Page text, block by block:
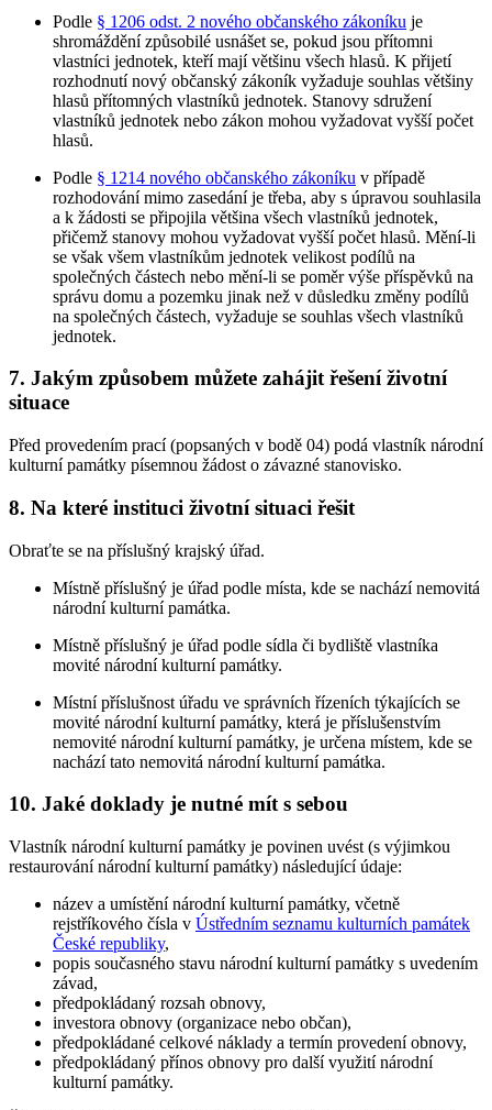
Podle § 1206 odst. 2 nového občanského zákoníku je
shromáždění způsobilé usnášet se, pokud jsou přítomni
vlastníci jednotek, kteří mají většinu všech hlasů. K přijetí
rozhodnutí nový občanský zákoník vyžaduje souhlas většiny
hlasů přítomných vlastníků jednotek. Stanovy sdružení
vlastníků jednotek nebo zákon mohou vyžadovat vyšší počet
hlasů.
Podle § 1214 nového občanského zákoníku v případě
rozhodování mimo zasedání je třeba, aby s úpravou souhlasila
a k žádosti se připojila většina všech vlastníků jednotek,
přičemž stanovy mohou vyžadovat vyšší počet hlasů. Mění-li
se však všem vlastníkům jednotek velikost podílů na
společných částech nebo mění-li se poměr výše příspěvků na
správu domu a pozemku jinak než v důsledku změny podílů
na společných částech, vyžaduje se souhlas všech vlastníků
jednotek.
7. Jakým způsobem můžete zahájit řešení životní
situace
Před provedením prací (popsaných v bodě 04) podá vlastník národní
kulturní památky písemnou žádost o závazné stanovisko.
8. Na které instituci životní situaci řešit
Obraťte se na příslušný krajský úřad.
Místně příslušný je úřad podle místa, kde se nachází nemovitá
národní kulturní památka.
Místně příslušný je úřad podle sídla či bydliště vlastníka
movité národní kulturní památky.
Místní příslušnost úřadu ve správních řízeních týkajících se
movité národní kulturní památky, která je příslušenstvím
nemovité národní kulturní památky, je určena místem, kde se
nachází tato nemovitá národní kulturní památka.
10. Jaké doklady je nutné mít s sebou
Vlastník národní kulturní památky je povinen uvést (s výjimkou
restaurování národní kulturní památky) následující údaje:
název a umístění národní kulturní památky, včetně
rejstříkového čísla v Ústředním seznamu kulturních památek
České republiky,
popis současného stavu národní kulturní památky s uvedením
závad,
předpokládaný rozsah obnovy,
investora obnovy (organizace nebo občan),
předpokládané celkové náklady a termín provedení obnovy,
předpokládaný přínos obnovy pro další využití národní
kulturní památky.